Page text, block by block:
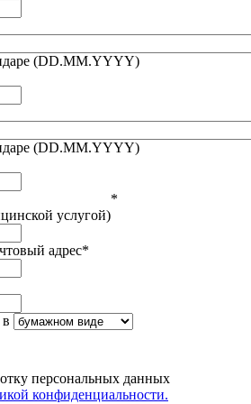
(DD.MM.YYYY)
(DD.MM.YYYY)
услугой)
*
адрес*
персональных данных
конфиденциальности.